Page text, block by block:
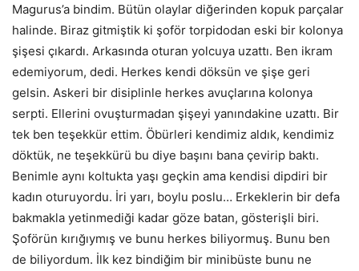
Magurus’a bindim. Bütün olaylar diğerinden kopuk parçalar
halinde. Biraz gitmiştik ki şoför torpidodan eski bir kolonya
şişesi çıkardı. Arkasında oturan yolcuya uzattı. Ben ikram
edemiyorum, dedi. Herkes kendi döksün ve şişe geri
gelsin. Askeri bir disiplinle herkes avuçlarına kolonya
serpti. Ellerini ovuşturmadan şişeyi yanındakine uzattı. Bir
tek ben teşekkür ettim. Öbürleri kendimiz aldık, kendimiz
döktük, ne teşekkürü bu diye başını bana çevirip baktı.
Benimle aynı koltukta yaşı geçkin ama kendisi dipdiri bir
kadın oturuyordu. İri yarı, boylu poslu… Erkeklerin bir defa
bakmakla yetinmediği kadar göze batan, gösterişli biri.
Şoförün kırığıymış ve bunu herkes biliyormuş. Bunu ben
de biliyordum. İlk kez bindiğim bir minibüste bunu ne